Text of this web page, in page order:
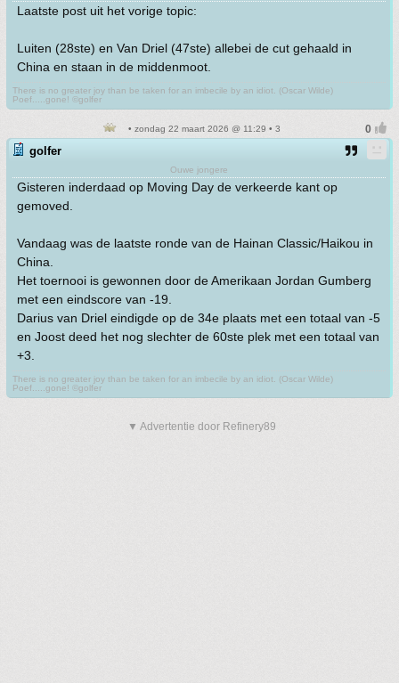
Laatste post uit het vorige topic:
Luiten (28ste) en Van Driel (47ste) allebei de cut gehaald in
China en staan in de middenmoot.
There is no greater joy than be taken for an imbecile by an idiot. (Oscar Wilde)
Poef.....gone! ©golfer
• zondag 22 maart 2026 @ 11:29 • 3
golfer
Ouwe jongere
Gisteren inderdaad op Moving Day de verkeerde kant op
gemoved.
Vandaag was de laatste ronde van de Hainan Classic/Haikou in
China.
Het toernooi is gewonnen door de Amerikaan Jordan Gumberg
met een eindscore van -19.
Darius van Driel eindigde op de 34e plaats met een totaal van -5
en Joost deed het nog slechter de 60ste plek met een totaal van
+3.
There is no greater joy than be taken for an imbecile by an idiot. (Oscar Wilde)
Poef.....gone! ©golfer
▼ Advertentie door Refinery89